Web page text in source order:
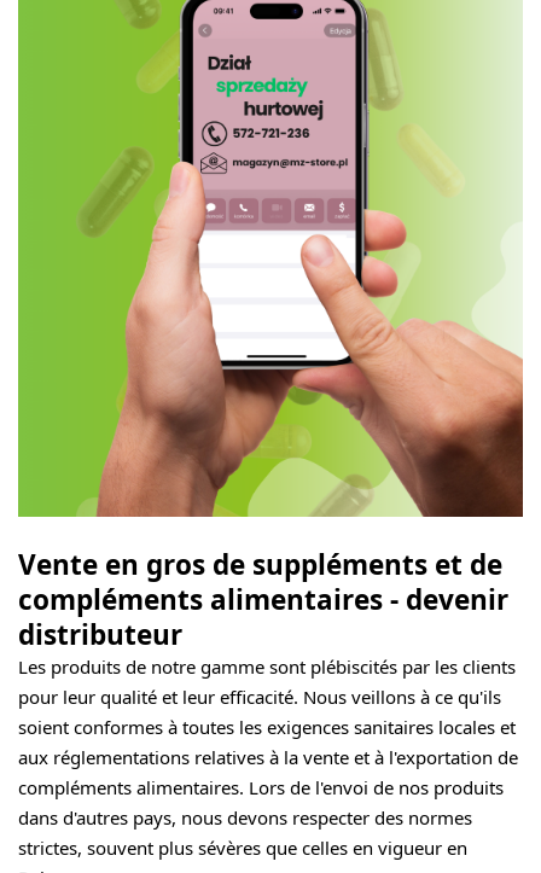
Vente en gros de suppléments et de
compléments alimentaires - devenir
distributeur
Les produits de notre gamme sont plébiscités par les clients
pour leur qualité et leur efficacité. Nous veillons à ce qu'ils
soient conformes à toutes les exigences sanitaires locales et
aux réglementations relatives à la vente et à l'exportation de
compléments alimentaires. Lors de l'envoi de nos produits
dans d'autres pays, nous devons respecter des normes
strictes, souvent plus sévères que celles en vigueur en